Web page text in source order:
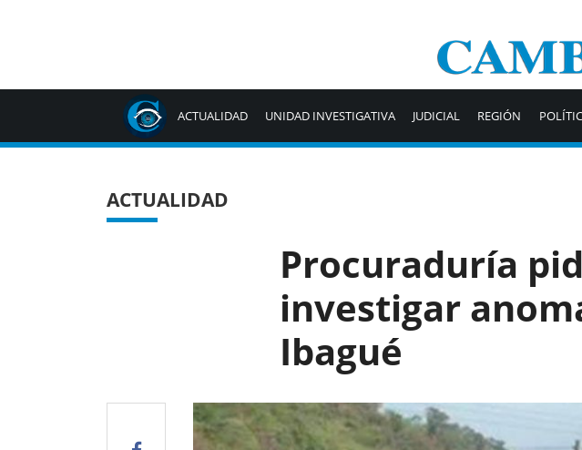
ACTUALIDAD UNIDAD INVESTIGATIVA JUDICIAL REGIÓN
ACTUALIDAD
Procuraduría
investigar
Ibagué